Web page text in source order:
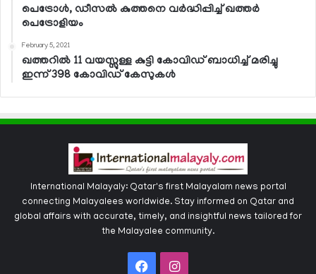
പെട്രോള്‍, ഡീസല്‍ കുത്തനെ വര്‍ദ്ധിപ്പിച്ച് ഖത്തര്‍
പെട്രോളിയം
February 5, 2021
ഖത്തറില്‍ 11 വയസ്സുള്ള കുട്ടി കോവിഡ് ബാധിച്ച് മരിച്ചു
ഇന്ന് 398 കോവിഡ് കേസുകള്‍
International Malayaly: Qatar's first Malayalam news portal
connecting Malayalees worldwide. Stay informed on Qatar and
global affairs with accurate, timely, and insightful news tailored for
the Malayalee community.
FacebookInstagram